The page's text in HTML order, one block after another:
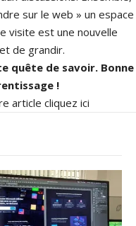
sur le web » un espace
visite est une nouvelle
de grandir.
quête de savoir. Bonne
!
article cliquez ici